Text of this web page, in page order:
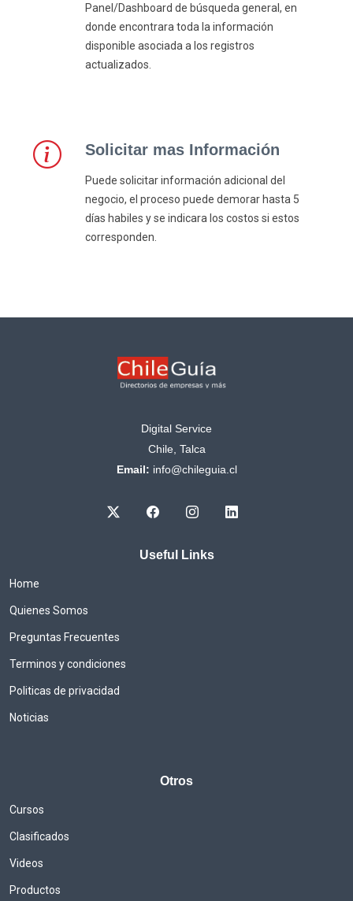
Panel/Dashboard de búsqueda general, en
donde encontrara toda la información
disponible asociada a los registros
actualizados.
Solicitar mas Información
Puede solicitar información adicional del
negocio, el proceso puede demorar hasta 5
días habiles y se indicara los costos si estos
corresponden.
Digital Service
Chile, Talca
Email: info@chileguia.cl
Useful Links
Home
Quienes Somos
Preguntas Frecuentes
Terminos y condiciones
Politicas de privacidad
Noticias
Otros
Cursos
Clasificados
Videos
Productos